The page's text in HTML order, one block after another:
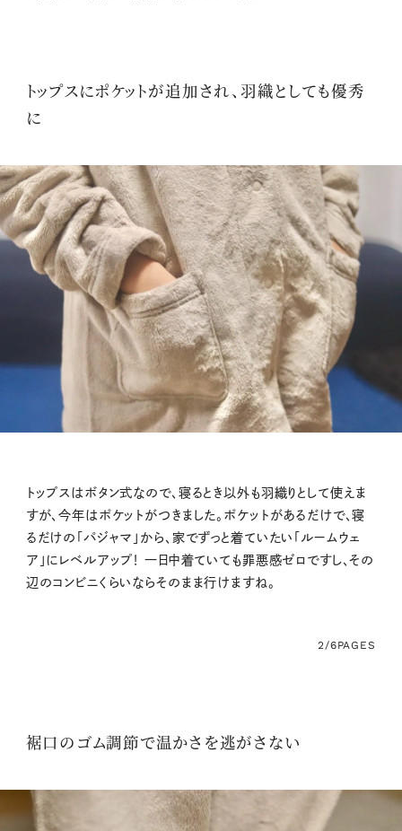
トップスにポケットが追加され、羽織としても優秀
に
トップスはボタン式なので、寝るとき以外も羽織りとして使えま
すが、今年はポケットがつきました。ポケットがあるだけで、寝
るだけの「パジャマ」から、家でずっと着ていたい「ルームウェ
ア」にレベルアップ！ 一日中着ていても罪悪感ゼロですし、その
辺のコンビニくらいならそのまま行けますね。
2/6PAGES
裾口のゴム調節で温かさを逃がさない